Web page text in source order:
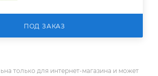
ПОД ЗАКАЗ
только для интернет-магазина и может